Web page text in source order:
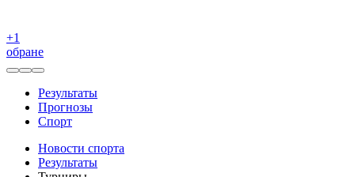
+1
обране
Результаты
Прогнозы
Спорт
Новости спорта
Результаты